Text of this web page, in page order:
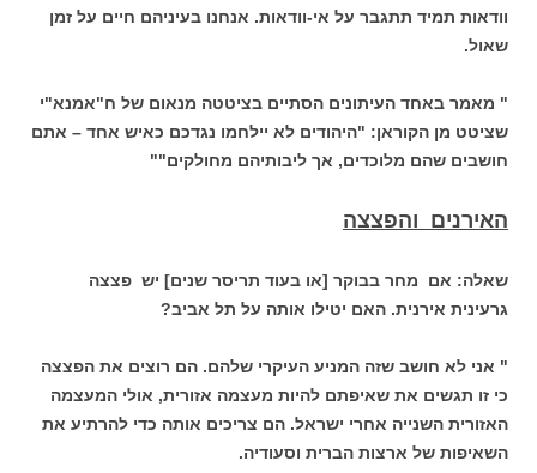
וודאות תמיד תתגבר על אי-וודאות. אנחנו בעיניהם חיים על זמן
שאול.
" מאמר באחד העיתונים הסתיים בציטטה מנאום של ח"אמנא"י
שציטט מן הקוראן: "היהודים לא יילחמו נגדכם כאיש אחד – אתם
חושבים שהם מלוכדים, אך ליבותיהם מחולקים""
האירנים והפצצה
שאלה: אם מחר בבוקר [או בעוד תריסר שנים] יש פצצה
גרעינית אירנית. האם יטילו אותה על תל אביב?
" אני לא חושב שזה המניע העיקרי שלהם. הם רוצים את הפצצה
כי זו תגשים את שאיפתם להיות מעצמה אזורית, אולי המעצמה
האזורית השנייה אחרי ישראל. הם צריכים אותה כדי להרתיע את
השאיפות של ארצות הברית וסעודיה.